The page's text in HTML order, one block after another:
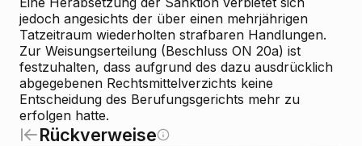
jedoch angesichts der über einen mehrjährigen
Tatzeitraum wiederholten strafbaren Handlungen.
Zur Weisungserteilung (Beschluss ON 20a) ist
festzuhalten, dass aufgrund des dazu ausdrücklich
abgegebenen Rechtsmittelverzichts keine
Entscheidung des Berufungsgerichts mehr zu
erfolgen hatte.
Rückverweise